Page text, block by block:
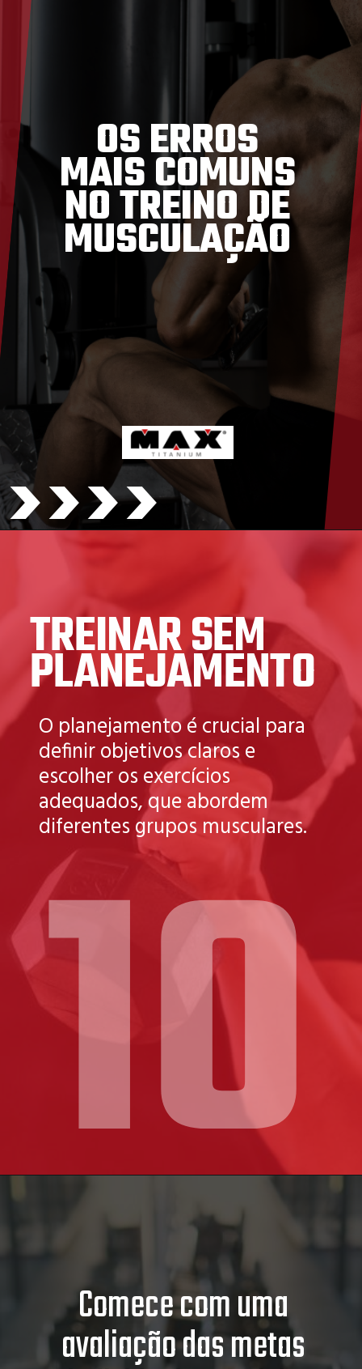
OS ERROS
MAIS COMUNS
NO TREINO DE
MUSCULAÇÃO
>>>>
TREINAR SEM
PLANEJAMENTO
O planejamento é crucial para
definir objetivos claros e
escolher os exercícios
adequados, que abordem
diferentes grupos musculares.
10
Comece com uma
avaliação das metas